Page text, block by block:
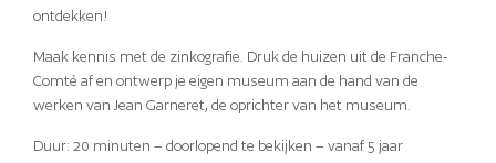
ontdekken!
Maak kennis met de zinkografie. Druk de huizen uit de Franche-
Comté af en ontwerp je eigen museum aan de hand van de
werken van Jean Garneret, de oprichter van het museum.
Duur: 20 minuten – doorlopend te bekijken – vanaf 5 jaar